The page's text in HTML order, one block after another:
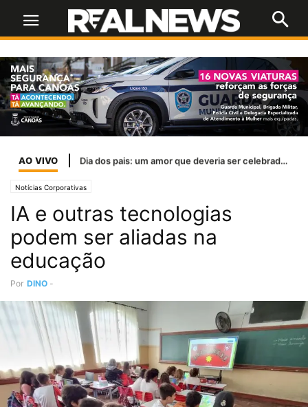
AO VIVO Inter encara o líder Palmeiras em busca de reação para sair do Z-4
Notícias Corporativas
IA e outras tecnologias
podem ser aliadas na
educação
Por DINO -